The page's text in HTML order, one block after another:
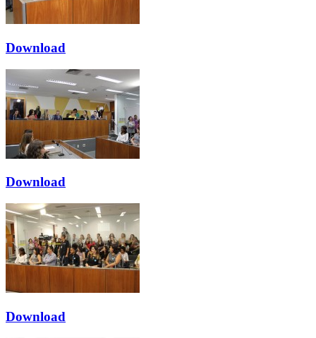
Download
Download
Download